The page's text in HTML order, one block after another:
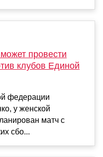
провести
клубов Единой
федерации
у женской
матч с
сбо...